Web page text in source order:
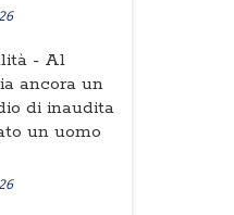
- Al
ancora un
di inaudita
un uomo